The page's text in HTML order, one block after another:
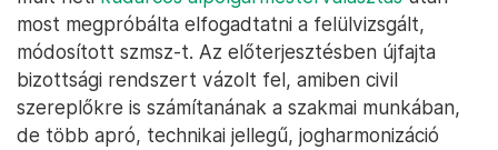
most megpróbálta elfogadtatni a felülvizsgált,
módosított szmsz-t. Az előterjesztésben újfajta
bizottsági rendszert vázolt fel, amiben civil
szereplőkre is számítanának a szakmai munkában,
de több apró, technikai jellegű, jogharmonizáció